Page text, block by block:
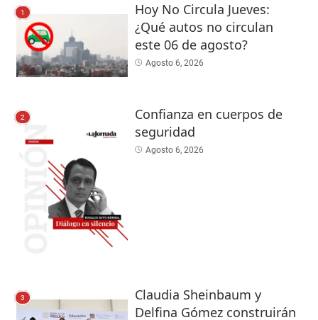
1
Hoy No Circula Jueves:
¿Qué autos no circulan
este 06 de agosto?
Agosto 6, 2026
2
Confianza en cuerpos de
seguridad
Agosto 6, 2026
3
Claudia Sheinbaum y
Delfina Gómez construirán